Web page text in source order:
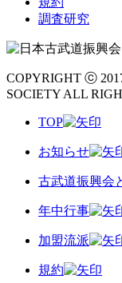
調査研究
COPYRIGHT ⓒ
SOCIETY ALL
TOP
お知らせ
古武道振興会
年中行事
加盟流派
規約